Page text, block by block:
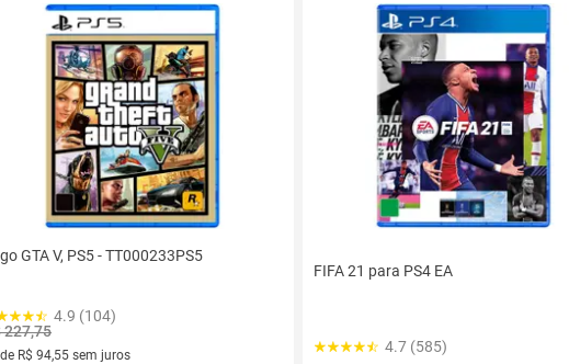
GTA V, PS5 - TT000233PS5
4.9 (104)
227,75
R$ 94,55 sem juros
FIFA 21 para PS4 EA
4.7 (585)